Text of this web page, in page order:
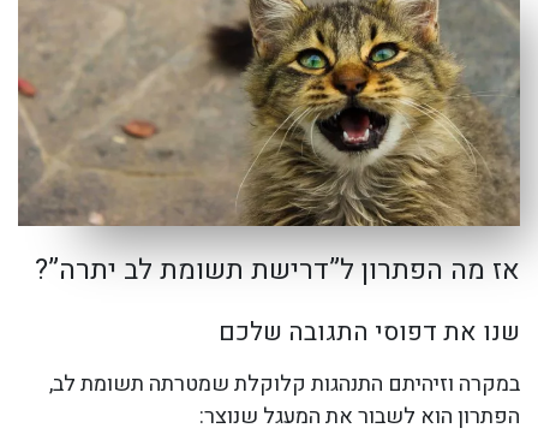
אז מה הפתרון ל”דרישת תשומת לב יתרה”?
שנו את דפוסי התגובה שלכם
במקרה וזיהיתם התנהגות קלוקלת שמטרתה תשומת לב,
הפתרון הוא לשבור את המעגל שנוצר: